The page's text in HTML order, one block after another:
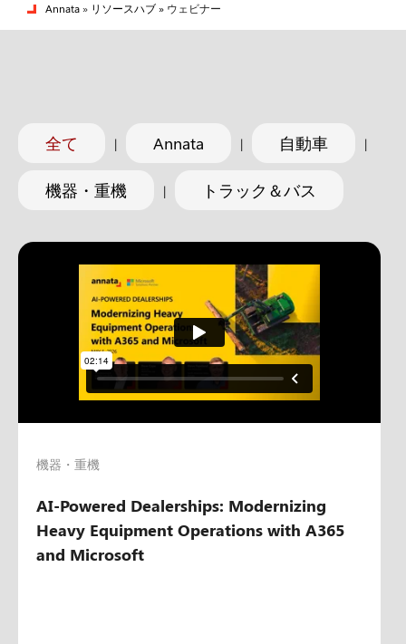
Annata» リソースハブ » ウェビナー
全て | Annata | 自動車 |
機器・重機 | トラック＆バス
機器・重機
AI-Powered Dealerships: Modernizing
Heavy Equipment Operations with A365
and Microsoft